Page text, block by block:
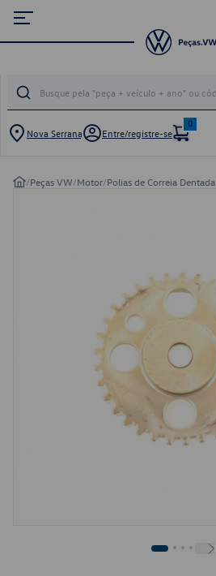
Nova Serrana Entre/registre-se
0
/Peças VW/Motor/Polias de Correia Dentada